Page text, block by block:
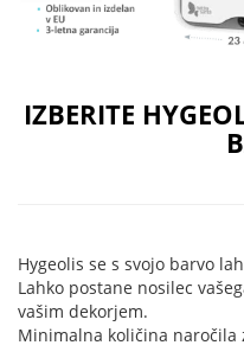
IZBERITE
Hygeolis se s svojo barvo
Lahko postane nosilec
vašim dekorjem.
Minimalna količina naročila